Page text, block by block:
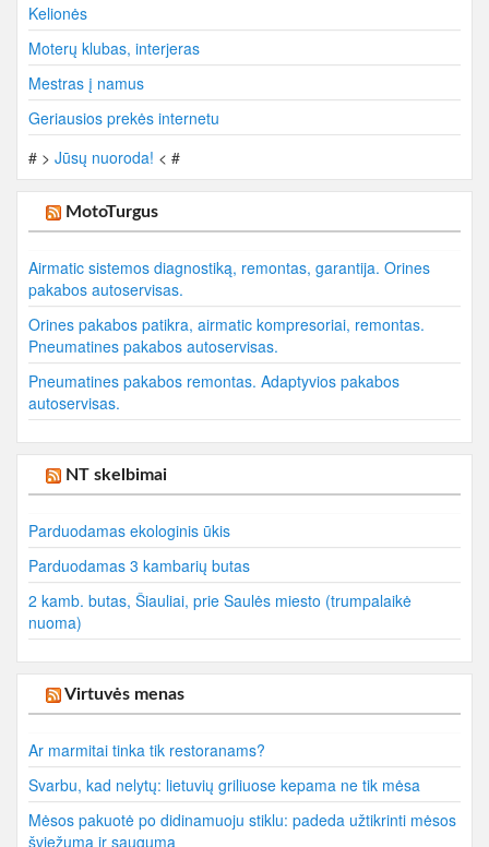
Kelionės
Moterų klubas, interjeras
Mestras į namus
Geriausios prekės internetu
# > Jūsų nuoroda! < #
MotoTurgus
Airmatic sistemos diagnostiką, remontas, garantija. Orines
pakabos autoservisas.
Orines pakabos patikra, airmatic kompresoriai, remontas.
Pneumatines pakabos autoservisas.
Pneumatines pakabos remontas. Adaptyvios pakabos
autoservisas.
NT skelbimai
Parduodamas ekologinis ūkis
Parduodamas 3 kambarių butas
2 kamb. butas, Šiauliai, prie Saulės miesto (trumpalaikė
nuoma)
Virtuvės menas
Ar marmitai tinka tik restoranams?
Svarbu, kad nelytų: lietuvių griliuose kepama ne tik mėsa
Mėsos pakuotė po didinamuoju stiklu: padeda užtikrinti mėsos
šviežumą ir saugumą